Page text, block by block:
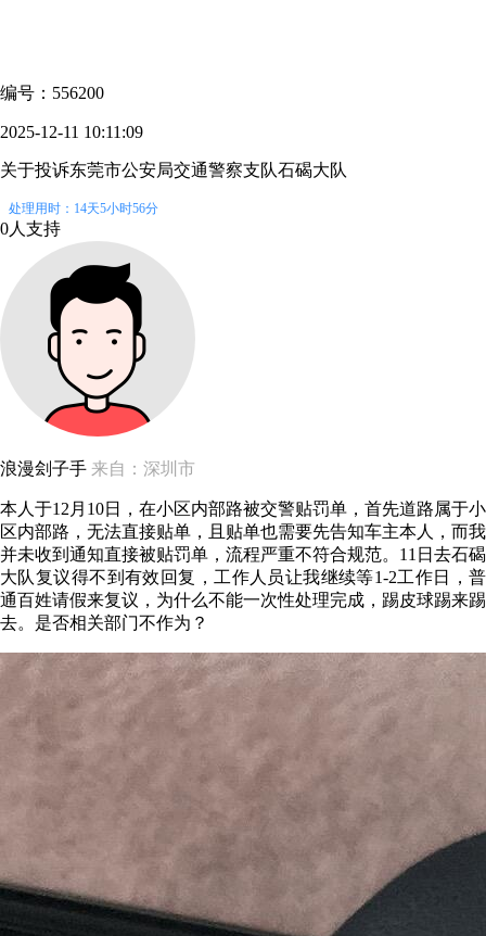
编号：556200
2025-12-11 10:11:09
关于投诉东莞市公安局交通警察支队石碣大队
处理用时：14天5小时56分
0人支持
浪漫刽子手 来自：深圳市
本人于12月10日，在小区内部路被交警贴罚单，首先道路属于小
区内部路，无法直接贴单，且贴单也需要先告知车主本人，而我
并未收到通知直接被贴罚单，流程严重不符合规范。11日去石碣
大队复议得不到有效回复，工作人员让我继续等1-2工作日，普
通百姓请假来复议，为什么不能一次性处理完成，踢皮球踢来踢
去。是否相关部门不作为？